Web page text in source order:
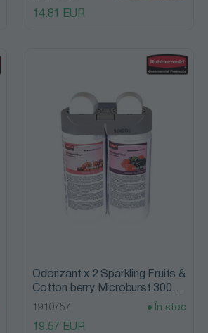
14.81 EUR
Odorizant x 2 Sparkling Fruits &
Cotton berry Microburst 3000,
Rubbermaid
1910757 În stoc
19.57 EUR